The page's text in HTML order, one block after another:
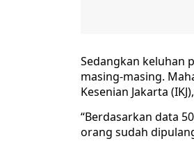
Sedangkan keluhan
masing-masing.
Kesenian Jakarta
“Berdasarkan data
orang sudah